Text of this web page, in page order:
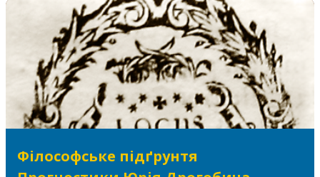
Філософське підґрунтя